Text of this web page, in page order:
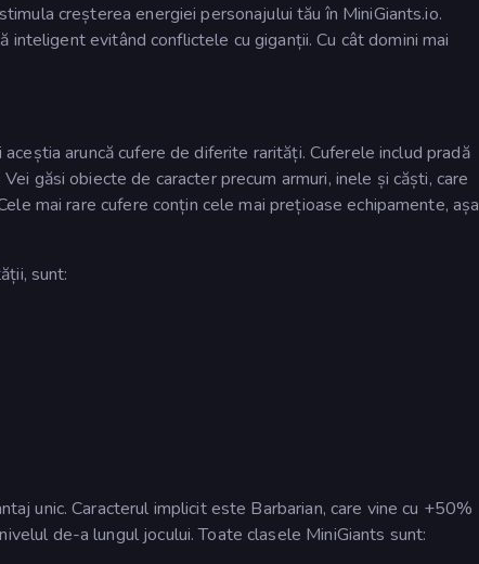
creșterea energiei personajului tău în MiniGiants.io.
inteligent evitând conflictele cu giganții. Cu cât domini mai
aruncă cufere de diferite rarități. Cuferele includ pradă
găsi obiecte de caracter precum armuri, inele și căști, care
mai rare cufere conțin cele mai prețioase echipamente, așa
sunt:
unic. Caracterul implicit este Barbarian, care vine cu +50%
de-a lungul jocului. Toate clasele MiniGiants sunt: